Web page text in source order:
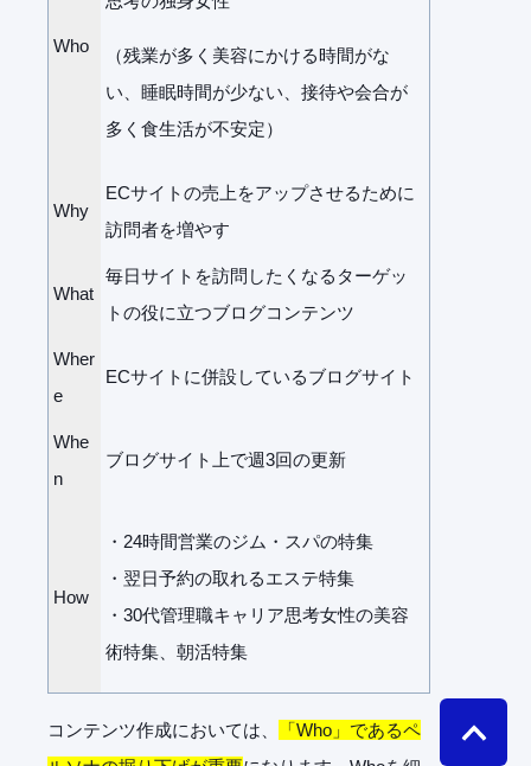
Who
（残業が多く美容にかける時間がな
い、睡眠時間が少ない、接待や会合が
多く食生活が不安定）
Why
ECサイトの売上をアップさせるために
訪問者を増やす
What
毎日サイトを訪問したくなるターゲッ
トの役に立つブログコンテンツ
Wher
e
ECサイトに併設しているブログサイト
Whe
n
ブログサイト上で週3回の更新
How
・24時間営業のジム・スパの特集
・翌日予約の取れるエステ特集
・30代管理職キャリア思考女性の美容
術特集、朝活特集
コンテンツ作成においては、
「Who」であるペ